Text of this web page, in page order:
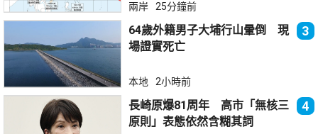
兩岸 25分鐘前
64歲外籍男子大埔行山暈倒 現
場證實死亡
3
本地 2小時前
長崎原爆81周年 高市「無核三
原則」表態依然含糊其詞
4